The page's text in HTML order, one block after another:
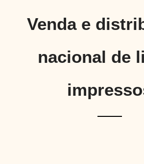
Venda e
nacional de